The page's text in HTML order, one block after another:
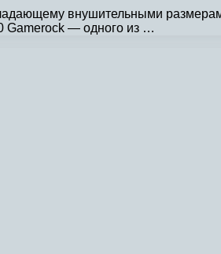
внушительными
Gamerock — одного из …